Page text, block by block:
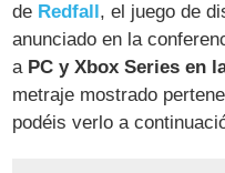
de Redfall, el juego de
anunciado en la
a PC y Xbox Series en
metraje mostrado
podéis verlo a